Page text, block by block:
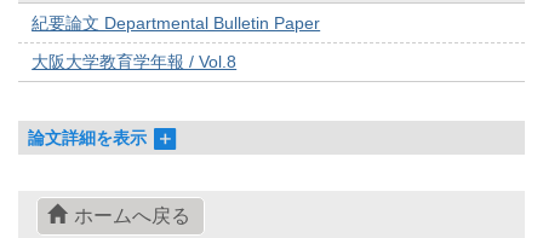
紀要論文 Departmental Bulletin Paper
大阪大学教育学年報 / Vol.8
論文詳細を表示
ホームへ戻る